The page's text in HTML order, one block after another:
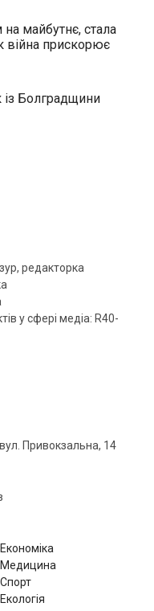
майбутнє, стала
війна прискорює
із Болградщини
редакторка
у сфері медіа: R40-
Привокзальна, 14
Економіка
Медицина
Спорт
Екологія